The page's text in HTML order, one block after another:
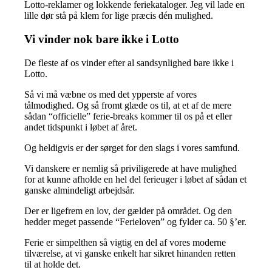
Lotto-reklamer og lokkende feriekataloger. Jeg vil lade en
lille dør stå på klem for lige præcis dén mulighed.
Vi vinder nok bare ikke i Lotto
De fleste af os vinder efter al sandsynlighed bare ikke i
Lotto.
Så vi må væbne os med det ypperste af vores
tålmodighed. Og så fromt glæde os til, at et af de mere
sådan “officielle” ferie-breaks kommer til os på et eller
andet tidspunkt i løbet af året.
Og heldigvis er der sørget for den slags i vores samfund.
Vi danskere er nemlig så priviligerede at have mulighed
for at kunne afholde en hel del ferieuger i løbet af sådan et
ganske almindeligt arbejdsår.
Der er ligefrem en lov, der gælder på området. Og den
hedder meget passende “Ferieloven” og fylder ca. 50 §’er.
Ferie er simpelthen så vigtig en del af vores moderne
tilværelse, at vi ganske enkelt har sikret hinanden retten
til at holde det.